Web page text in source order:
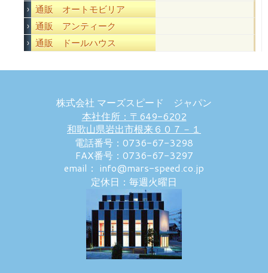
通販 オートモビリア
通販 アンティーク
通販 ドールハウス
株式会社 マーズスピード ジャパン
本社住所：〒649-6202
和歌山県岩出市根来６０７－１
電話番号：0736-67-3298
FAX番号：0736-67-3297
email： info@mars-speed.co.jp
定休日：毎週火曜日